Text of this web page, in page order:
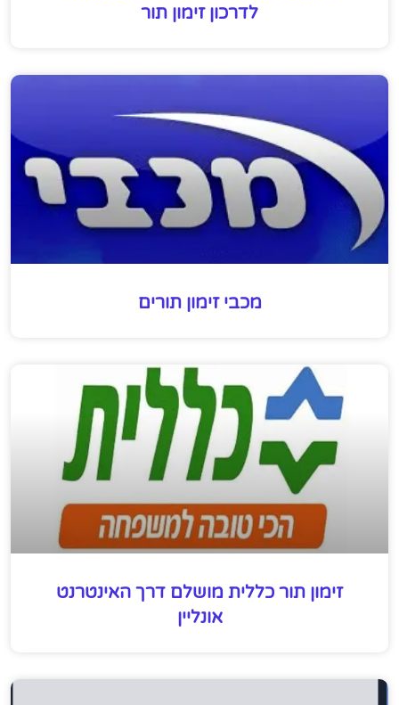
לדרכון זימון תור
מכבי זימון תורים
זימון תור כללית מושלם דרך האינטרנט
אונליין